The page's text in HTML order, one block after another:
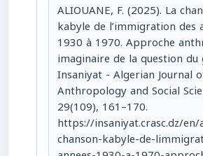
ALIOUANE, F. (2025). La
kabyle de l’immigration des
1930 à 1970. Approche
imaginaire de la question du
Insaniyat - Algerian Journal
Anthropology and Social
29(109), 161–170.
https://insaniyat.crasc.dz/
chanson-kabyle-de-